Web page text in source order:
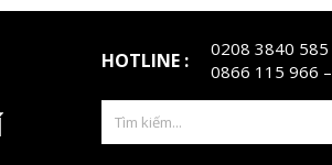
HOTLINE : 0208 3840 585
0866 115 966